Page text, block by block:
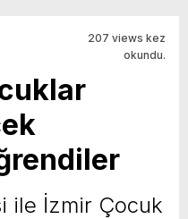
207 views kez
okundu.
ile İzmir Çocuk